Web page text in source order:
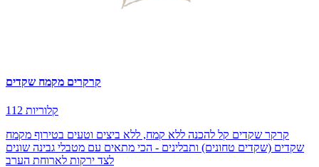
קרקרים מקמח שקדים
112 קלוריות
קרקר שקדים קל להכנה ללא קמח, ללא ביצים וטעים בטירוף מקמח
שקדים (שקדים טחונים) ותבלינים - הכי מתאים עם מטבלי גבינה שונים
לצד ירקות לארוחת הערב